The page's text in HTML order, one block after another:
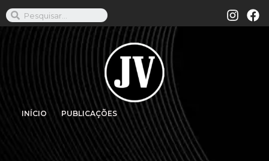
INÍCIO PUBLICAÇÕES